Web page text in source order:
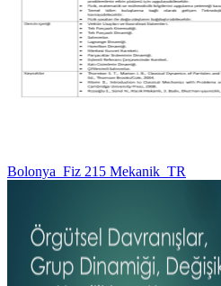
Bolonya_Fiz 215 Mekanik_TR